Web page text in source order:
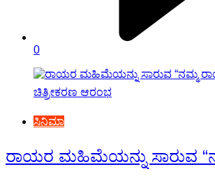
0
ಸಿನಿಮಾ
ರಾಯರ ಮಹಿಮೆಯನ್ನು ಸಾರುವ